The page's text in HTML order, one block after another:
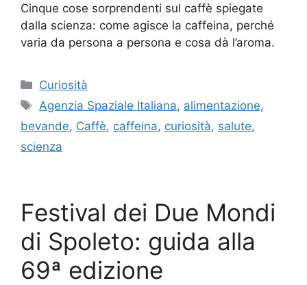
Cinque cose sorprendenti sul caffè spiegate
dalla scienza: come agisce la caffeina, perché
varia da persona a persona e cosa dà l’aroma.
Categorie
Curiosità
Tag
Agenzia Spaziale Italiana, alimentazione,
bevande, Caffè, caffeina, curiosità, salute,
scienza
Festival dei Due Mondi
di Spoleto: guida alla
69ª edizione